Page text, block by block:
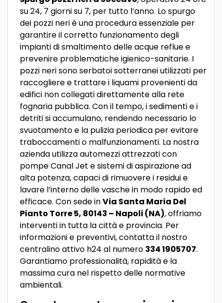
su 24, 7 giorni su 7, per tutto l’anno. Lo spurgo
dei pozzi neri è una procedura essenziale per
garantire il corretto funzionamento degli
impianti di smaltimento delle acque reflue e
prevenire problematiche igienico-sanitarie. I
pozzi neri sono serbatoi sotterranei utilizzati per
raccogliere e trattare i liquami provenienti da
edifici non collegati direttamente alla rete
fognaria pubblica. Con il tempo, i sedimenti e i
detriti si accumulano, rendendo necessario lo
svuotamento e la pulizia periodica per evitare
traboccamenti o malfunzionamenti. La nostra
azienda utilizza automezzi attrezzati con
pompe Canal Jet e sistemi di aspirazione ad
alta potenza, capaci di rimuovere i residui e
lavare l’interno delle vasche in modo rapido ed
efficace. Con sede inVia Santa Maria Del
Pianto Torre 5, 80143 – Napoli (NA), offriamo
interventi in tutta la città e provincia. Per
informazioni e preventivi, contatta il nostro
centralino attivo h24 al numero 334 1905707.
Garantiamo professionalità, rapidità e la
massima cura nel rispetto delle normative
ambientali.